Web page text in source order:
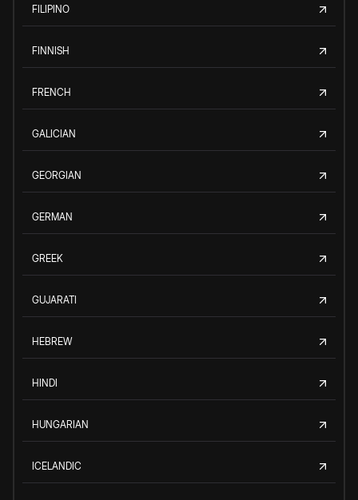
FILIPINO
FINNISH
FRENCH
GALICIAN
GEORGIAN
GERMAN
GREEK
GUJARATI
HEBREW
HINDI
HUNGARIAN
ICELANDIC